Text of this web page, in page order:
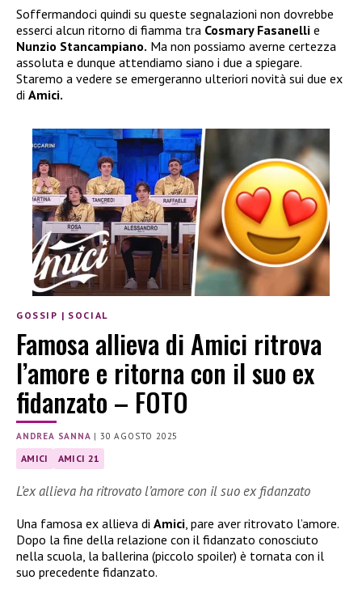
Soffermandoci quindi su queste segnalazioni non dovrebbe
esserci alcun ritorno di fiamma tra Cosmary Fasanelli e
Nunzio Stancampiano. Ma non possiamo averne certezza
assoluta e dunque attendiamo siano i due a spiegare.
Staremo a vedere se emergeranno ulteriori novità sui due ex
di Amici.
GOSSIP | SOCIAL
Famosa allieva di Amici ritrova
l’amore e ritorna con il suo ex
fidanzato – FOTO
ANDREA SANNA |30 AGOSTO 2025
AMICI AMICI 21
L’ex allieva ha ritrovato l’amore con il suo ex fidanzato
Una famosa ex allieva di Amici , pare aver ritrovato l’amore.
Dopo la fine della relazione con il fidanzato conosciuto
nella scuola, la ballerina (piccolo spoiler) è tornata con il
suo precedente fidanzato.